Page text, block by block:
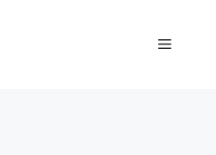
메